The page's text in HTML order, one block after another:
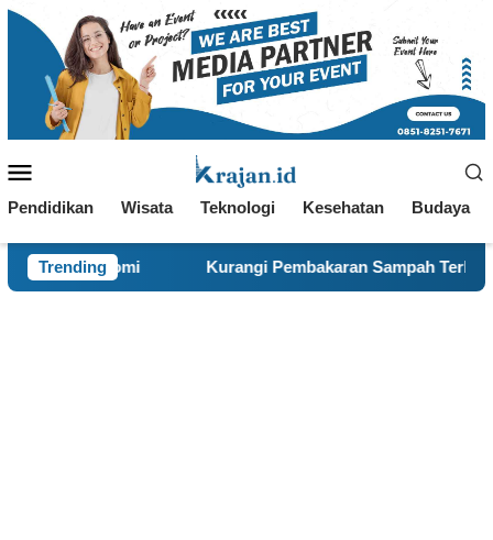
Loncat
Mobile
Pendidikan Wisata Teknologi Kesehatan Budaya
Trending
Kurangi Pembakaran Sampah Terbuka, KKN 120 dan